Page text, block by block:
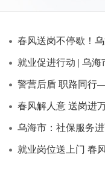
春风送岗不停歇！
就业促进行动 | 乌海
警营后盾 职路同行
春风解人意 送岗进
乌海市：社保服务
就业岗位送上门 春